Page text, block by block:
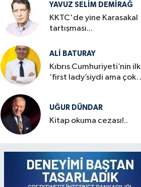
YAVUZ SELIM DEMIRAĞ
KKTC'de yine Karasakal
tartışması...
ALI BATURAY
Kıbrıs Cumhuriyeti’nin ilk
‘first lady’siydi ama çok
UĞUR DÜNDAR
Kitap okuma cezası!..